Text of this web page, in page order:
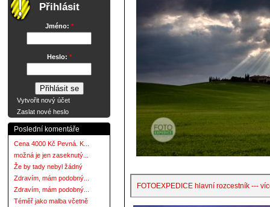
Přihlásit
Jméno: *
Heslo: *
Vytvořit nový účet
Zaslat nové heslo
Poslední komentáře
Cena 4000 Kč Pevná. K...
možná je jen zaseknutý...
Že by tady nebyl žádný
Zdravím, mám podobný...
Zdravím, mám podobný...
Téměř jako malba včetně
FOTOEXPEDICE hlavní rozcestník ---